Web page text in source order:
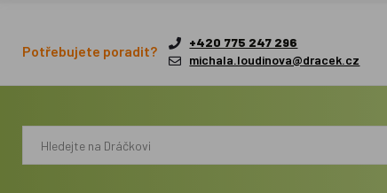
Potřebujete poradit?
+420 775 247 296
michala.loudinova@dracek.cz